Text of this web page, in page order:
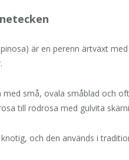
är en perenn ärtväxt
med små, ovala småblad och
till rödrosa med gulvita
och den används i